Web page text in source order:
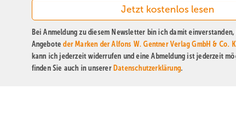
Bei Anmeldung zu diesem Newsletter bin ich damit
Angeboteder Marken der Alfons W. Gentner Verlag GmbH & Co.
kann ich jederzeit widerrufen und eine Abmeldung ist jederzeit
finden Sie auch in unserer Datenschutzerklärung.